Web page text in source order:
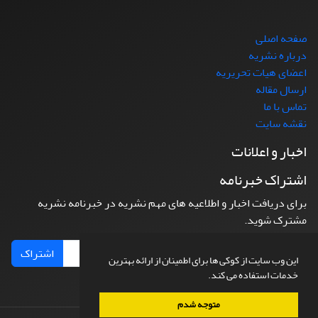
این وب سایت از کوکی ها برای اطمینان از ارائه بهترین
خدمات استفاده می کند.
متوجه شدم
صفحه اصلی
درباره نشریه
اعضای هیات تحریریه
ارسال مقاله
تماس با ما
نقشه سایت
اخبار و اعلانات
اشتراک خبرنامه
برای دریافت اخبار و اطلاعیه های مهم نشریه در خبرنامه نشریه
مشترک شوید.
اشتراک